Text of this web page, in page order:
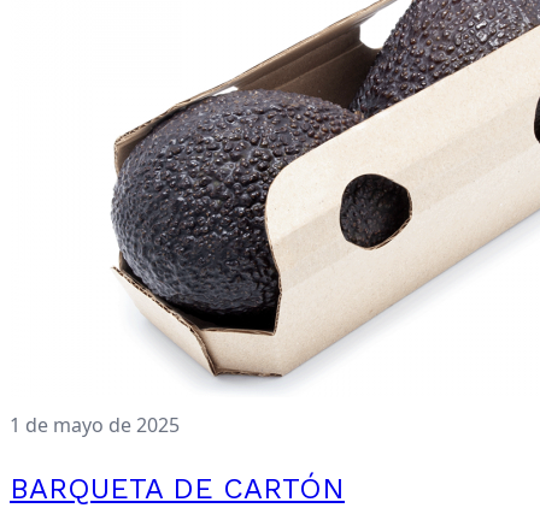
1 de mayo de 2025
BARQUETA DE CARTÓN